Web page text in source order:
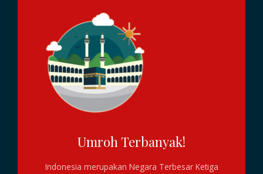
Umroh Terbanyak!
Indonesia merupakan Negara Terbesar Ketiga